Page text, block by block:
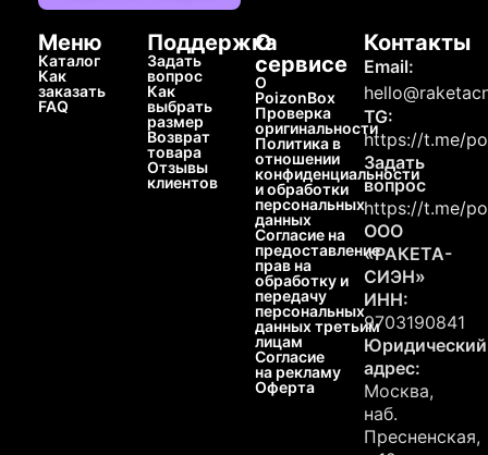
Меню
Каталог
Как
заказать
FAQ
Поддержка
Задать
вопрос
Как
выбрать
размер
Возврат
товара
Отзывы
клиентов
О
сервисе
О
PoizonBox
Проверка
оригинальности
Политика в
отношении
конфиденциальности
и обработки
персональных
данных
Согласие на
предоставление
прав на
обработку и
передачу
персональных
данных третьим
лицам
Согласие
на рекламу
Оферта
Контакты
Email:
TG:
https://t.me/
Задать
вопрос
https://t.me/
ООО
«РАКЕТА-
СИЭН»
ИНН:
9703190841
Юридический
адрес:
Москва,
наб.
Пресненская,